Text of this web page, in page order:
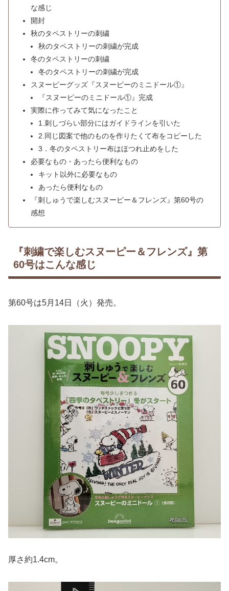
な感じ
開封
秋のタペストリーの刺繍
秋のタペストリーの刺繍が完成
冬のタペストリーの刺繍
冬のタペストリーの刺繍が完成
スヌーピーグッズ『スヌーピーのミニドール①』
『スヌーピーのミニドール①』完成
実際に作ってみて気になったこと
1.刺しづらい部分にはガイドラインを引いた
2.同じ図案で他のものを作りたくて布をコピーした
3．冬のタペストリー布はほつれ止めをした
必要なもの・あったら便利なもの
キット以外に必要なもの
あったら便利なもの
『刺しゅうで楽しむスヌーピー＆フレンズ』第60号の
感想
『刺繍で楽しむスヌーピー＆フレンズ』第
60号はこんな感じ
第60号は5月14日（火）発売。
厚さ約1.4cm。